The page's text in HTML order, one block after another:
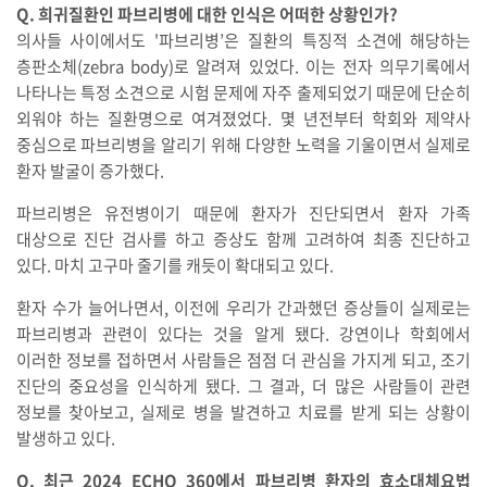
Q. 희귀질환인 파브리병에 대한 인식은 어떠한 상황인가?
의사들 사이에서도 '파브리병’은 질환의 특징적 소견에 해당하는
층판소체(zebra body)로 알려져 있었다. 이는 전자 의무기록에서
나타나는 특정 소견으로 시험 문제에 자주 출제되었기 때문에 단순히
외워야 하는 질환명으로 여겨졌었다. 몇 년전부터 학회와 제약사
중심으로 파브리병을 알리기 위해 다양한 노력을 기울이면서 실제로
환자 발굴이 증가했다.
파브리병은 유전병이기 때문에 환자가 진단되면서 환자 가족
대상으로 진단 검사를 하고 증상도 함께 고려하여 최종 진단하고
있다. 마치 고구마 줄기를 캐듯이 확대되고 있다.
환자 수가 늘어나면서, 이전에 우리가 간과했던 증상들이 실제로는
파브리병과 관련이 있다는 것을 알게 됐다. 강연이나 학회에서
이러한 정보를 접하면서 사람들은 점점 더 관심을 가지게 되고, 조기
진단의 중요성을 인식하게 됐다. 그 결과, 더 많은 사람들이 관련
정보를 찾아보고, 실제로 병을 발견하고 치료를 받게 되는 상황이
발생하고 있다.
Q. 최근 2024 ECHO 360에서 파브리병 환자의 효소대체요법